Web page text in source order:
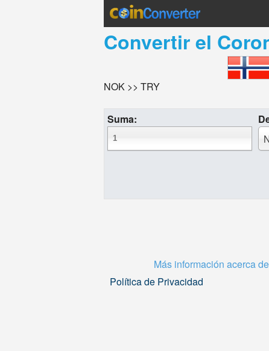
Convertir el
NOK >> TRY
Suma:
Más información acerca
Política de Privacidad